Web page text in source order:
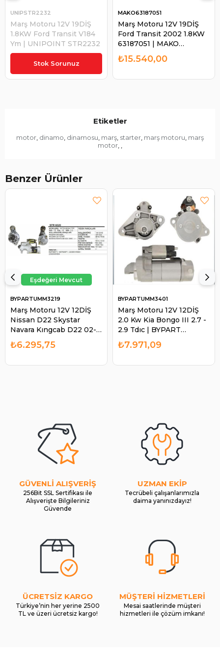
Stok Sorunuz
Marş Motoru 12V 19DİŞ
1.8KW Ford Transit V184
Ym | UNIPOINT STR2232
UNIPSTR2232
₺8.450,51
Marş Motoru 12V 19DİŞ
Ford Transit 2002 1.8KW
63187051 | MAKO
63187051
MAKO63187051
₺15.540,00
Etiketler
motor, dinamo, dinamosu, marş, starter, marş motoru, marş
motor, ,
Benzer Ürünler
Marş Motoru 12V 12DİŞ
Nissan D22 Skystar
Navara Kıngcab D22 02-
UMM3219 | BYPART
UMM3219
BYPARTUMM3219
₺6.295,75
Marş Motoru 12V 12DİŞ
2.0 Kw Kia Bongo III 2.7 -
2.9 Tdıc | BYPART
UMM3401
BYPARTUMM3401
₺7.971,09
GÜVENLİ ALIŞVERİŞ
256Bit SSL Sertifikası ile
Alışverişte Bilgileriniz
Güvende
UZMAN EKİP
Tecrübeli çalışanlarımızla
daima yanınızdayız!
ÜCRETSİZ KARGO
Türkiye’nin her yerine 2500
TL ve üzeri ücretsiz kargo!
MÜŞTERİ HİZMETLERİ
Mesai saatlerinde müşteri
hizmetleri ile çözüm imkanı!